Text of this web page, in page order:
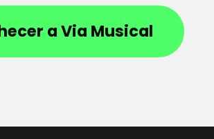
a Via Musical